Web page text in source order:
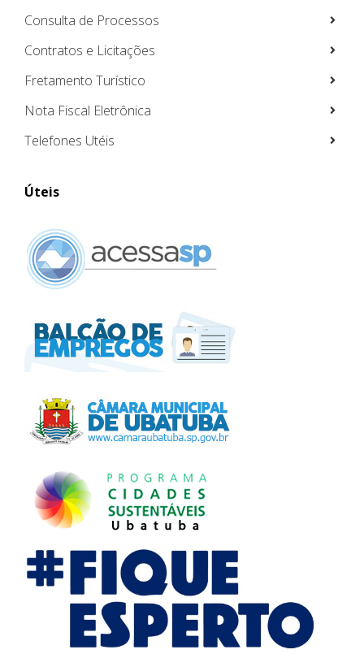
Consulta de Processos
Contratos e Licitações
Fretamento Turístico
Nota Fiscal Eletrônica
Telefones Utéis
Úteis